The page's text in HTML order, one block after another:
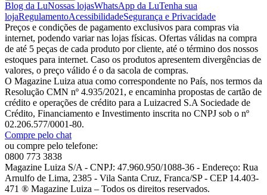
Blog da LuNossas lojasWhatsApp da LuTenha sua
lojaRegulamentoAcessibilidadeSegurança e Privacidade
Preços e condições de pagamento exclusivos para compras via
internet, podendo variar nas lojas físicas. Ofertas válidas na compra
de até 5 peças de cada produto por cliente, até o término dos nossos
estoques para internet. Caso os produtos apresentem divergências de
valores, o preço válido é o da sacola de compras.
O Magazine Luiza atua como correspondente no País, nos termos da
Resolução CMN nº 4.935/2021, e encaminha propostas de cartão de
crédito e operações de crédito para a Luizacred S.A Sociedade de
Crédito, Financiamento e Investimento inscrita no CNPJ sob o nº
02.206.577/0001-80.
Compre pelo chat
ou compre pelo telefone:
0800 773 3838
Magazine Luiza S/A - CNPJ: 47.960.950/1088-36 - Endereço: Rua
Arnulfo de Lima, 2385 - Vila Santa Cruz, Franca/SP - CEP 14.403-
471 ® Magazine Luiza – Todos os direitos reservados.